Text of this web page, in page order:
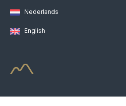
Nederlands
English